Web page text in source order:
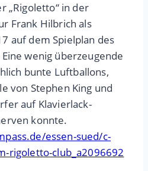
„Rigoletto“ in der
Frank Hilbrich als
auf dem Spielplan des
wenig überzeugende
bunte Luftballons,
von Stephen King und
auf Klavierlack-
konnte.
essen-sued/c-
rigoletto-club_a2096692